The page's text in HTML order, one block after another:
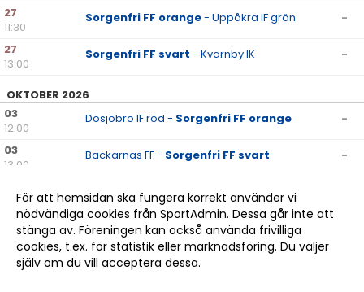
27
11:30
Sorgenfri FF orange- Uppåkra IF grön -
27
13:00
Sorgenfri FF svart - Kvarnby IK -
OKTOBER 2026
03
12:00
Dösjöbro IF röd - Sorgenfri FF orange -
03
13:00
Backarnas FF - Sorgenfri FF svart -
16:30
Sorgenfri FF svart- Kulladals FF vit
13:30
Sorgenfri FF orange - BK Höllviken vit
För att hemsidan ska fungera korrekt använder vi
nödvändiga cookies från SportAdmin. Dessa går inte att
stänga av. Föreningen kan också använda frivilliga
cookies, t.ex. för statistik eller marknadsföring. Du väljer
själv om du vill acceptera dessa.